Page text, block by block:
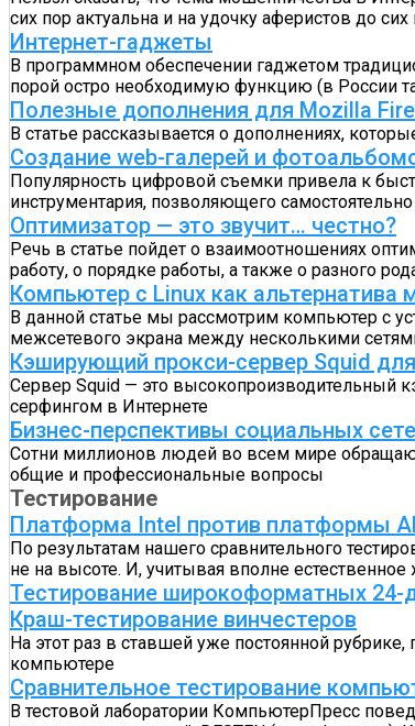
сих пор актуальна и на удочку аферистов до
Интернет-гаджеты
В программном обеспечении гаджетом
порой остро необходимую функцию (в России
Полезные дополнения для Mozilla
В статье рассказывается о дополнениях,
Создание web-галерей и
Популярность цифровой съемки привела к
инструментария, позволяющего
Оптимизатор — это звучит… честно?
Речь в статье пойдет о взаимоотношениях
работу, о порядке работы, а также о разного
Компьютер с Linux как альтернатива
В данной статье мы рассмотрим компьютер с
межсетевого экрана между несколькими
Кэширующий прокси-сервер Squid
Сервер Squid — это высокопроизводительный
серфингом в Интернете
Бизнес-перспективы социальных
Сотни миллионов людей во всем мире
общие и профессиональные вопросы
Тестирование
Платформа Intel против платформы
По результатам нашего сравнительного
не на высоте. И, учитывая вполне
Тестирование широкоформатных
Краш-тестирование винчестеров
На этот раз в ставшей уже постоянной
компьютере
Сравнительное тестирование
В тестовой лаборатории КомпьютерПресс